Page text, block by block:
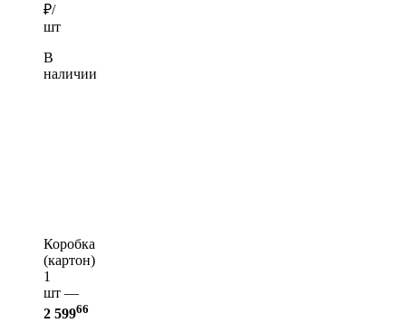
₽/
шт
В
наличии
Коробка
(картон)
1
шт —
2 59966